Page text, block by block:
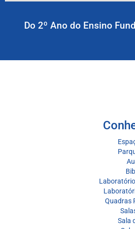
Do 2º Ano do Ensino
Quadras
Sala